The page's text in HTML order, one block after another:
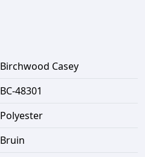
Birchwood Casey
BC-48301
Polyester
Bruin